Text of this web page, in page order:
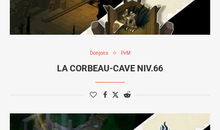
Donjons PvM
LA CORBEAU-CAVE NIV.66